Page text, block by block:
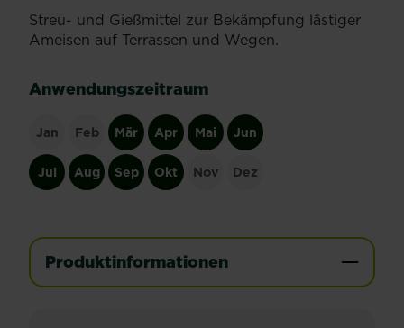
Streu- und Gießmittel zur Bekämpfung lästiger
Ameisen auf Terrassen und Wegen.
Anwendungszeitraum
Jan Feb Mär Apr Mai Jun
Jul Aug Sep Okt Nov Dez
Produktinformationen